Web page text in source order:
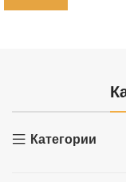
Категории